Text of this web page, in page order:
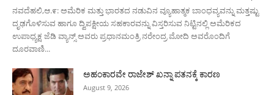
ನವದೆಹಲಿ,ಆ.೯: ಅಮೆರಿಕ ಮತ್ತು ಭಾರತದ ನಡುವಿನ ವ್ಯೂಹಾತ್ಮಕ ಬಾಂಧವ್ಯವನ್ನು ಮತ್ತಷ್ಟು
ದೃಢಗೊಳಿಸುವ ಹಾಗೂ ದ್ವಿಪಕ್ಷೀಯ ಸಹಕಾರವನ್ನು ವಿಸ್ತರಿಸುವ ನಿಟ್ಟಿನಲ್ಲಿ ಅಮೆರಿಕದ
ಉಪಾಧ್ಯಕ್ಷ ಜೆಡಿ ವ್ಯಾನ್ಸ್ ಅವರು ಪ್ರಧಾನಮಂತ್ರಿ ನರೇಂದ್ರ ಮೋದಿ ಅವರೊಂದಿಗೆ
ದೂರವಾಣಿ...
ಅಹಂಕಾರವೇ ರಾಜೇಶ್ ಖನ್ನಾ ಪತನಕ್ಕೆ ಕಾರಣ
August 9, 2026